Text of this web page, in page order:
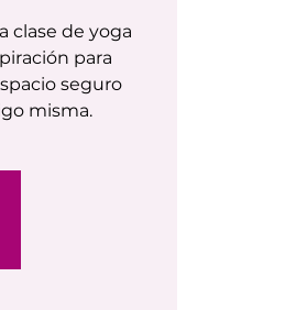
clase de yoga
para
seguro
misma.